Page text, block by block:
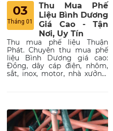
03
Tháng 01
Thu Mua Phế
Liệu Bình Dương
Giá Cao - Tận
Nơi, Uy Tín
Thu mua phế liệu Thuận
Phát. Chuyên thu mua phế
liệu Bình Dương giá cao:
Đồng, dây cáp điện, nhôm,
sắt, inox, motor, nhà xưởng.